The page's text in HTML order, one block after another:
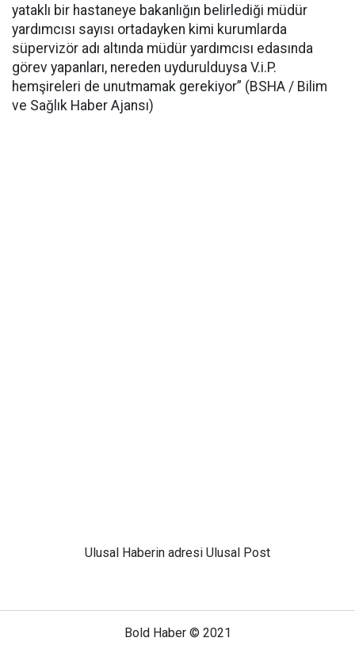
yataklı bir hastaneye bakanlığın belirlediği müdür
yardımcısı sayısı ortadayken kimi kurumlarda
süpervizör adı altında müdür yardımcısı edasında
görev yapanları, nereden uydurulduysa V.i.P.
hemşireleri de unutmamak gerekiyor” (BSHA / Bilim
ve Sağlık Haber Ajansı)
Ulusal Haberin adresi Ulusal Post
Bold Haber © 2021